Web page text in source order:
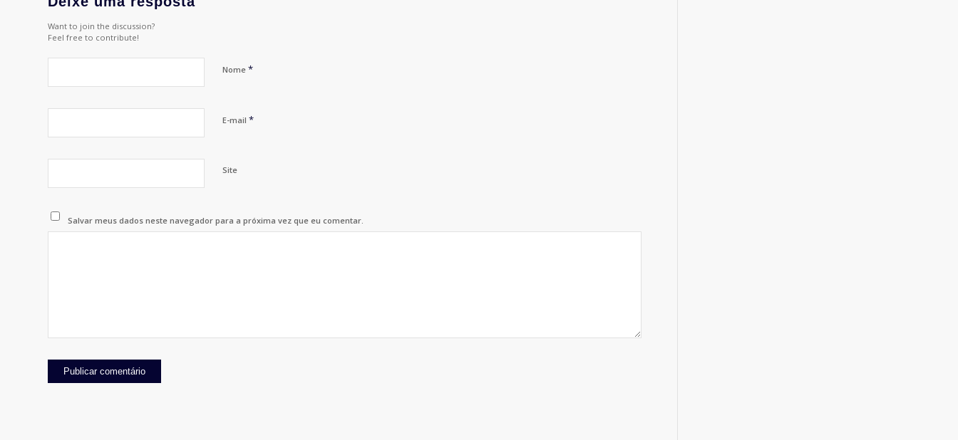
Want to join the discussion?
Feel free to contribute!
Nome *
E-mail *
Site
Salvar meus dados neste navegador para a próxima vez que eu comentar.